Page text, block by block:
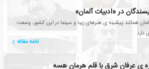
در «ادبیات آلمان»
همانند پیشینه ی هنرهای زیبا و سینما در این کشور، وسعت
دارد
ادامه مقاله
ی عرفان شرق با قلم هرمان هسه